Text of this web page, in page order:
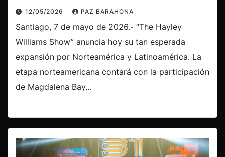
12/05/2026 PAZ BARAHONA
Santiago, 7 de mayo de 2026.- “The Hayley
Williams Show” anuncia hoy su tan esperada
expansión por Norteamérica y Latinoamérica. La
etapa norteamericana contará con la participación
de Magdalena Bay…